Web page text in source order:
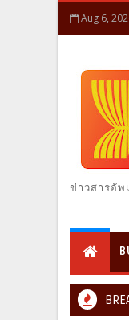
Aug 6,
ข่าวสารอัพ
2026 ผนึก